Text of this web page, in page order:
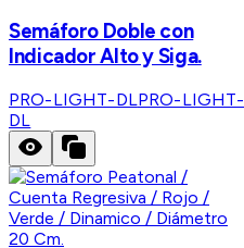
Semáforo Doble con
Indicador Alto y Siga.
PRO-LIGHT-DLPRO-LIGHT-
DL